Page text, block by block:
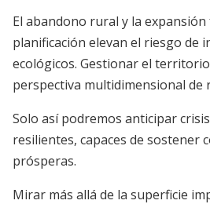
El abandono rural y la
planificación elevan el riesgo de
ecológicos. Gestionar el
perspectiva multidimensional de
Solo así podremos anticipar
resilientes, capaces de sostener
prósperas.
Mirar más allá de la superficie